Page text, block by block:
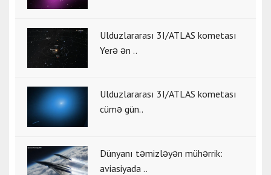
Ulduzlararası 3I/ATLAS kometası
Yerə ən ..
Ulduzlararası 3I/ATLAS kometası
cümə gün..
Dünyanı təmizləyən mühərrik:
aviasiyada ..